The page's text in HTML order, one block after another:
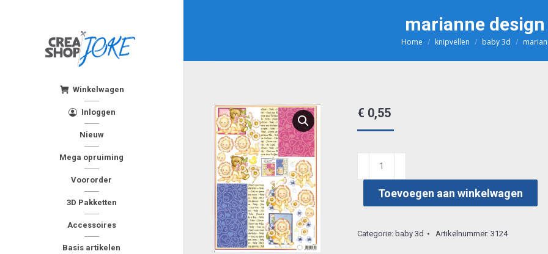
Winkelwagen
Inloggen
Nieuw
Mega opruiming
Voororder
3D Pakketten
Accessoires
Basis artikelen
marianne
Je bent hier:
Home knipvellen baby 3d
€ 0,55
marianne
design
Toevoegen aan winkelwagen
Categorie: baby 3d Artikelnummer: 3124